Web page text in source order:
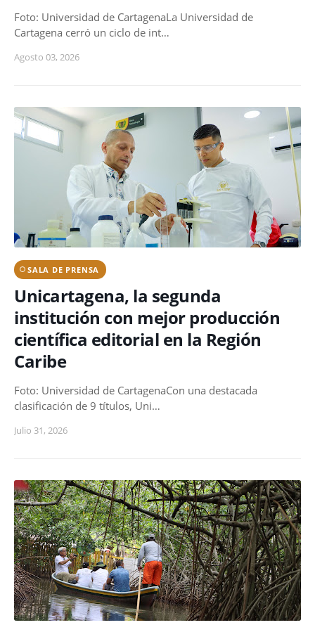
Foto: Universidad de CartagenaLa Universidad de
Cartagena cerró un ciclo de int…
Agosto 03, 2026
SALA DE PRENSA
Unicartagena, la segunda
institución con mejor producción
científica editorial en la Región
Caribe
Foto: Universidad de CartagenaCon una destacada
clasificación de 9 títulos, Uni…
Julio 31, 2026